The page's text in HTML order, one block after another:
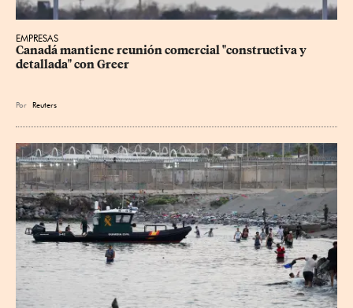
EMPRESAS
Canadá mantiene reunión ‌comercial "constructiva y
detallada" con Greer
Por Reuters